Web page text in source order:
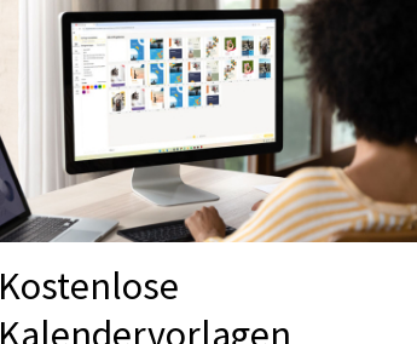
Kostenlose